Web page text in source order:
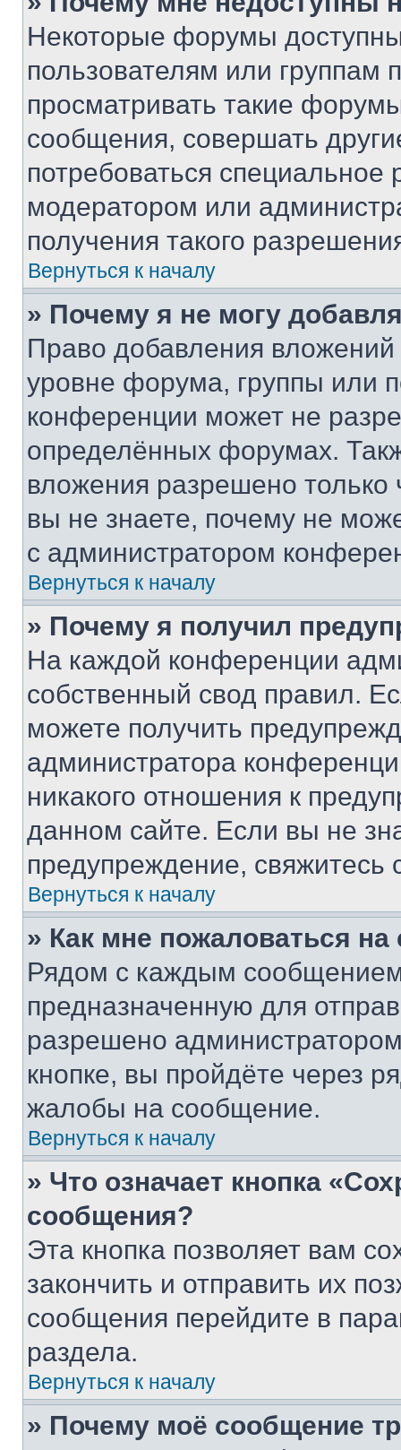
Некоторые форумы
пользователям или группам
просматривать такие
сообщения, совершать
потребоваться
модератором или
получения такого
Вернуться к началу
» Почему я не могу
Право добавления
уровне форума, группы или
конференции может не
определённых форумах.
вложения разрешено
вы не знаете, почему не
с администратором
Вернуться к началу
» Почему я получил
На каждой конференции
собственный свод правил.
можете получить
администратора
никакого отношения к
данном сайте. Если вы не
предупреждение,
Вернуться к началу
» Как мне пожаловаться
Рядом с каждым сообщением
предназначенную для
разрешено
кнопке, вы пройдёте через
жалобы на сообщение.
Вернуться к началу
» Что означает кнопка
сообщения?
Эта кнопка позволяет вам
закончить и отправить их
сообщения перейдите в
раздела.
Вернуться к началу
» Почему моё сообщение